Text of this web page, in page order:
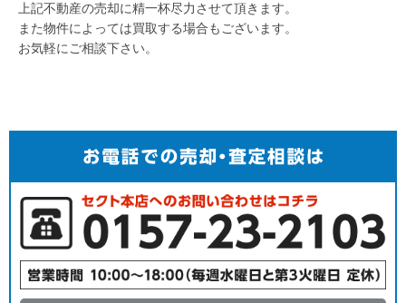
上記不動産の売却に精一杯尽力させて頂きます。
また物件によっては買取する場合もございます。
お気軽にご相談下さい。